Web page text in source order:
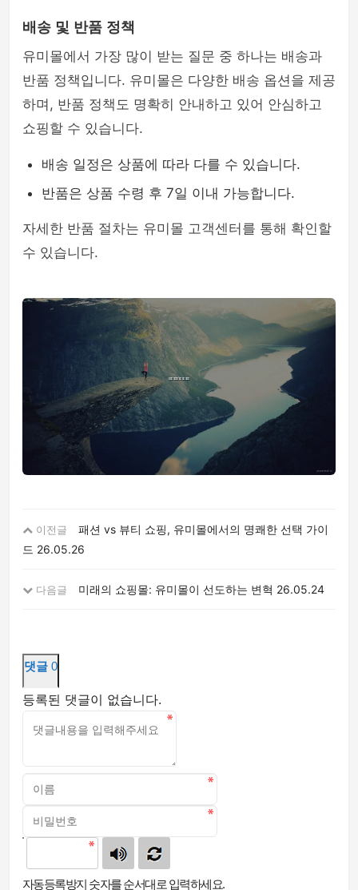
배송 및 반품 정책
유미몰에서 가장 많이 받는 질문 중 하나는 배송과
반품 정책입니다. 유미몰은 다양한 배송 옵션을 제공
하며, 반품 정책도 명확히 안내하고 있어 안심하고
쇼핑할 수 있습니다.
배송 일정은 상품에 따라 다를 수 있습니다.
반품은 상품 수령 후 7일 이내 가능합니다.
자세한 반품 절차는 유미몰 고객센터를 통해 확인할
수 있습니다.
이전글
패션 vs 뷰티 쇼핑, 유미몰에서의 명쾌한 선택 가이
드 26.05.26
다음글 미래의 쇼핑몰: 유미몰이 선도하는 변혁 26.05.24
댓글 0
등록된 댓글이 없습니다.
자동등록방지 숫자를 순서대로 입력하세요.